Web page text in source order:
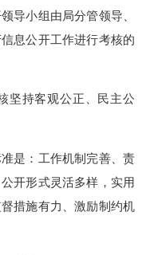
导小组由局分管领导、
息公开工作进行考核的
坚持客观公正、民主公
是：工作机制完善、责
开形式灵活多样，实用
措施有力、激励制约机